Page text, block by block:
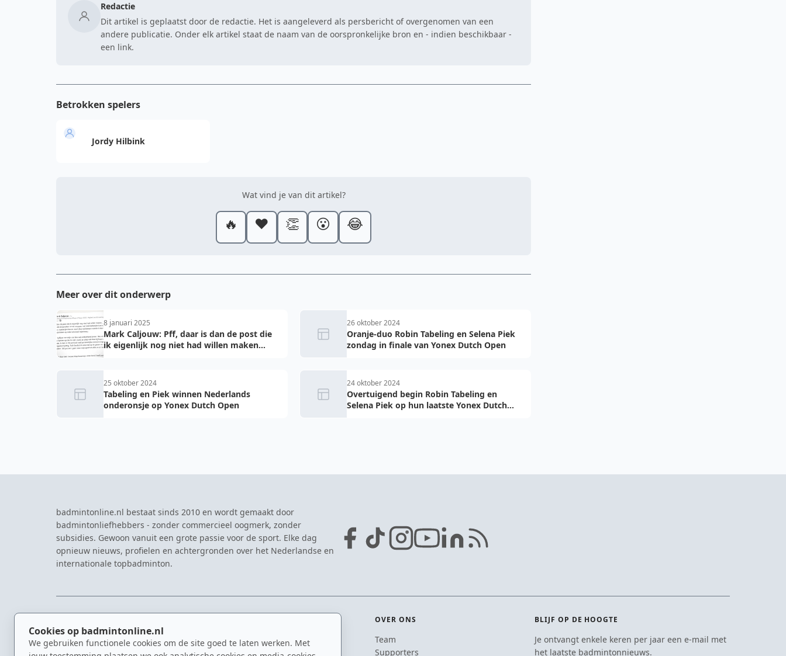
Cookies op badmintonline.nl
We gebruiken functionele cookies om de site goed te laten werken. Met
Redactie
Dit artikel is geplaatst door de redactie. Het is aangeleverd als persbericht of overgenomen van een
andere publicatie. Onder elk artikel staat de naam van de oorspronkelijke bron en - indien beschikbaar -
een link.
Betrokken spelers
Jordy Hilbink
Wat vind je van dit artikel?
🔥 ❤️ 👏 😮 😂
Meer over dit onderwerp
8 januari 2025
Mark Caljouw: Pff, daar is dan de post die
ik eigenlijk nog niet had willen maken...
26 oktober 2024
Oranje-duo Robin Tabeling en Selena Piek
zondag in finale van Yonex Dutch Open
25 oktober 2024
Tabeling en Piek winnen Nederlands
onderonsje op Yonex Dutch Open
24 oktober 2024
Overtuigend begin Robin Tabeling en
Selena Piek op hun laatste Yonex Dutch
badmintonline.nl bestaat sinds 2010 en wordt gemaakt door
badmintonliefhebbers - zonder commercieel oogmerk, zonder
subsidies. Gewoon vanuit een grote passie voor de sport. Elke dag
opnieuw nieuws, profielen en achtergronden over het Nederlandse en
internationale topbadminton.
Nieuws
Kennisbank
Eredivisie
NK Badminton
OVER ONS
Team
Supporters
BLIJF OP DE HOOGTE
Je ontvangt enkele keren per jaar een e-mail met
het laatste badmintonnieuws.